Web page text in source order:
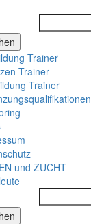
Trainer
Trainer
Trainer
und ZUCHT